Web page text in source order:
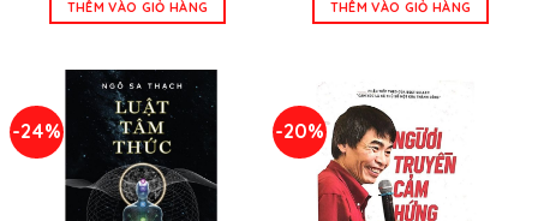
672.000 ₫.
THÊM VÀO GIỎ HÀNG 289.000 ₫.
THÊM VÀO GIỎ HÀNG
-24% -20%